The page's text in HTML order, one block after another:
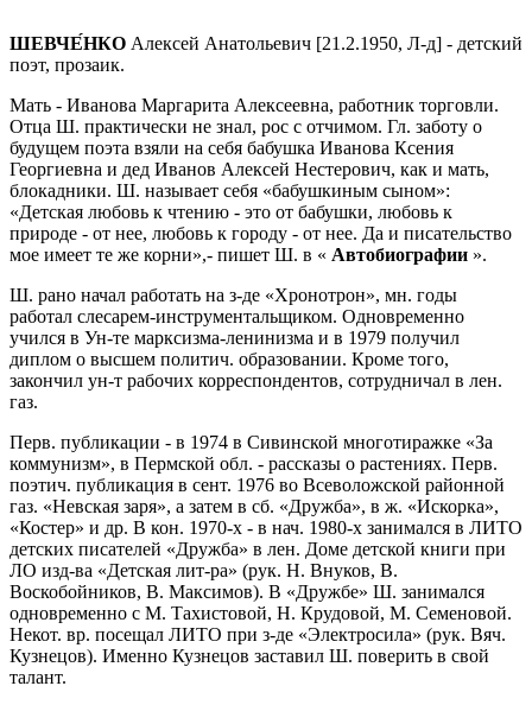
ШЕВЧЕ́НКО Алексей Анатольевич [21.2.1950, Л-д] - детский
поэт, про­заик.
Мать - Иванова Маргарита Алексеевна, работник торговли.
Отца Ш. практически не знал, рос с отчи­мом. Гл. заботу о
будущем поэта взяли на себя бабушка Иванова Ксения
Георгиевна и дед Иванов Алексей Нестерович, как и мать,
блокадники. Ш. называет себя «бабушкиным сыном»:
«Детская любовь к чтению - это от бабушки, любовь к
природе - от нее, любовь к городу - от нее. Да и писа­тельство
мое имеет те же корни»,- пишет Ш. в « Автобиографии ».
Ш. рано начал работать на з-де «Хронотрон», мн. годы
работал слесарем-инструментальщиком. Одновременно
учился в Ун-те марксизма-ленинизма и в 1979 получил
диплом о высшем политич. образовании. Кроме того,
закончил ун-т рабочих корреспондентов, сотрудничал в лен.
газ.
Перв. публикации - в 1974 в Сивинской многотиражке «За
коммунизм», в Пермской обл. - рассказы о растениях. Перв.
поэтич. публикация в сент. 1976 во Всеволожской районной
газ. «Невская заря», а затем в сб. «Дружба», в ж. «Искорка»,
«Костер» и др. В кон. 1970-х - в нач. 1980-х занимался в ЛИТО
детских писателей «Дружба» в лен. Доме детской книги при
ЛО изд-ва «Детская лит-ра» (рук. Н. Внуков, В.
Воскобойников, В. Максимов). В «Дружбе» Ш. занимался
одновременно с М. Тахистовой, Н. Крудовой, М. Семеновой.
Некот. вр. посещал ЛИТО при з-де «Электро­сила» (рук. Вяч.
Кузнецов). Именно Кузнецов заставил Ш. поверить в свой
талант.